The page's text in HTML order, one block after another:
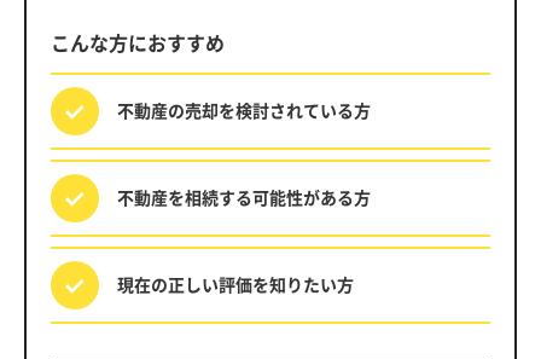
こんな方におすすめ
不動産の売却を検討されている方
不動産を相続する可能性がある方
現在の正しい評価を知りたい方